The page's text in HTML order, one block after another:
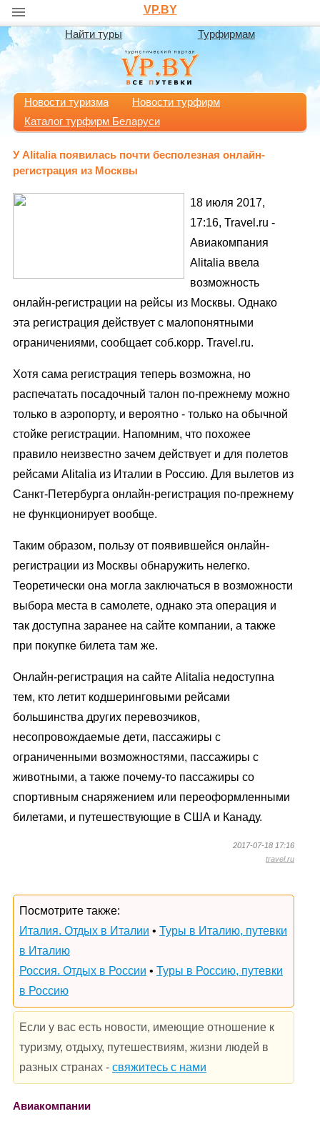
VP.BY
Найти туры Турфирмам
Новости туризма
Новости турфирм
Каталог турфирм Беларуси
У Alitalia появилась почти бесполезная онлайн-
регистрация из Москвы
18 июля 2017,
17:16, Travel.ru -
Авиакомпания
Alitalia ввела
возможность
онлайн-регистрации на рейсы из Москвы. Однако
эта регистрация действует с малопонятными
ограничениями, сообщает соб.корр. Travel.ru.
Хотя сама регистрация теперь возможна, но
распечатать посадочный талон по-прежнему можно
только в аэропорту, и вероятно - только на обычной
стойке регистрации. Напомним, что похожее
правило неизвестно зачем действует и для полетов
рейсами Alitalia из Италии в Россию. Для вылетов из
Санкт-Петербурга онлайн-регистрация по-прежнему
не функционирует вообще.
Таким образом, пользу от появившейся онлайн-
регистрации из Москвы обнаружить нелегко.
Теоретически она могла заключаться в возможности
выбора места в самолете, однако эта операция и
так доступна заранее на сайте компании, а также
при покупке билета там же.
Онлайн-регистрация на сайте Alitalia недоступна
тем, кто летит кодшеринговыми рейсами
большинства других перевозчиков,
несопровождаемые дети, пассажиры с
ограниченными возможностями, пассажиры с
животными, а также почему-то пассажиры со
спортивным снаряжением или переоформленными
билетами, и путешествующие в США и Канаду.
2017-07-18 17:16
travel.ru
Посмотрите также:
Италия. Отдых в Италии • Туры в Италию, путевки
в Италию
Россия. Отдых в России • Туры в Россию, путевки
в Россию
Если у вас есть новости, имеющие отношение к
туризму, отдыху, путешествиям, жизни людей в
разных странах - свяжитесь с нами
Авиакомпании